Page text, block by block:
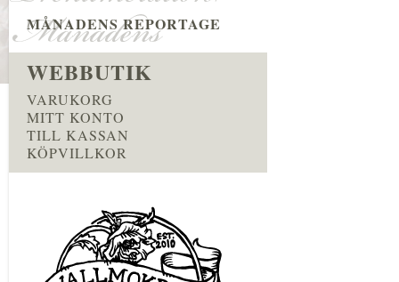
MÅNADENS REPORTAGE
WEBBUTIK
VARUKORG
MITT KONTO
TILL KASSAN
KÖPVILLKOR